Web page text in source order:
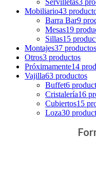
Mobiliario43
Barra Bar9
Mesas19
Sillas15
Montajes37 productos
Otros3 productos
Próximamente14
Vajilla63 productos
Buffet6
Cristalería16
Cubiertos15
Loza30